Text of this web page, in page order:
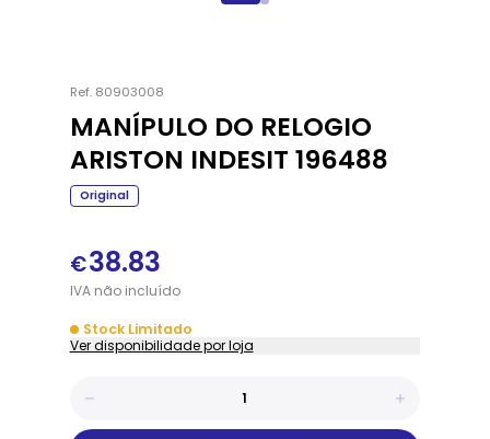
Ref. 80903008
MANÍPULO DO RELOGIO
ARISTON INDESIT 196488
Original
€38.83
IVAnãoincluído
Stock Limitado
Ver disponibilidade por loja